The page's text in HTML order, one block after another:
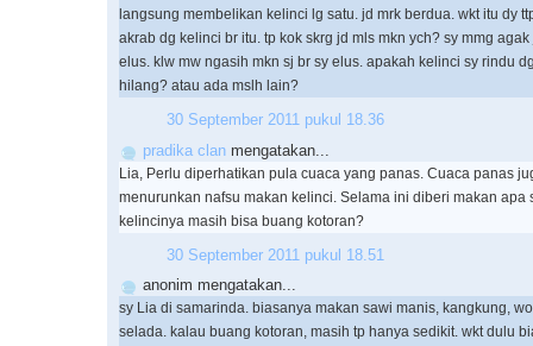
langsung membelikan kelinci lg satu. jd mrk berdua. wkt itu dy
akrab dg kelinci br itu. tp kok skrg jd mls mkn ych? sy mmg
elus. klw mw ngasih mkn sj br sy elus. apakah kelinci sy rindu
hilang? atau ada mslh lain?
30 September 2011 pukul 18.36
pradika clan mengatakan...
Lia, Perlu diperhatikan pula cuaca yang panas. Cuaca panas
menurunkan nafsu makan kelinci. Selama ini diberi makan apa
kelincinya masih bisa buang kotoran?
30 September 2011 pukul 18.51
anonim mengatakan...
sy Lia di samarinda. biasanya makan sawi manis, kangkung,
selada. kalau buang kotoran, masih tp hanya sedikit. wkt dulu